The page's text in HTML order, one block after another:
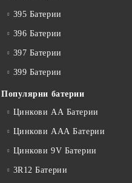
395 Батерии
396 Батерии
397 Батерии
399 Батерии
Популярни батерии
Цинкови АА Батерии
Цинкови ААА Батерии
Цинкови 9V Батерии
3R12 Батерии